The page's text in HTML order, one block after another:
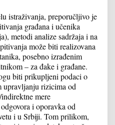
istraživanja, preporučljivo je
građana i učenika
metodi analize sadržaja i na
može biti realizovana
posebno izrađenim
– za đake i građane.
biti prikupljeni podaci o
upravljanju rizicima od
mere
i oporavka od
i u Srbiji. Tom prilikom,